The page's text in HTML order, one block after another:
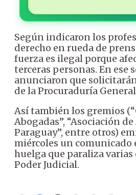
Según indicaron los
derecho en rueda de
fuerza es ilegal porque
terceras personas. En ese
anunciaron que
de la Procuraduría
Así también los gremios
Abogadas”, “Asociación
Paraguay”, entre otros)
miércoles un comunicado
huelga que paraliza
Poder Judicial.